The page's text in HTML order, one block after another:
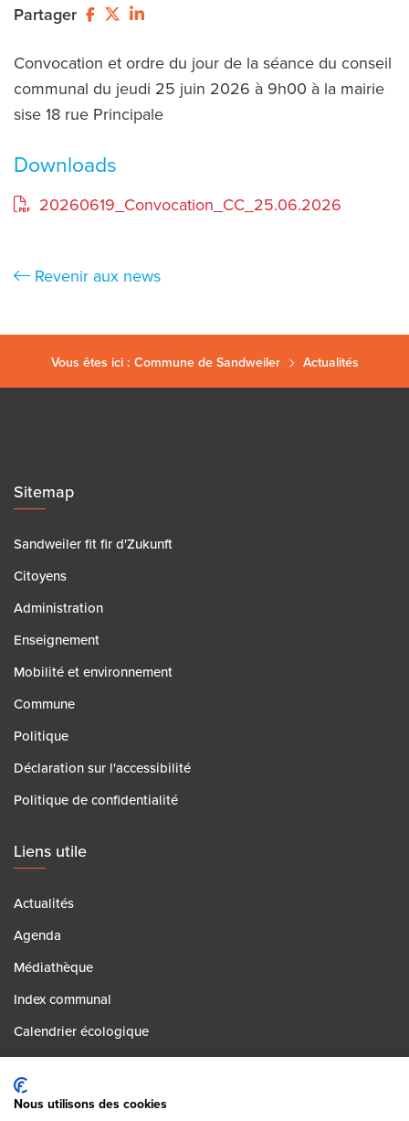
Partager
Convocation et ordre du jour de la séance du conseil
communal du jeudi 25 juin 2026 à 9h00 à la mairie
sise 18 rue Principale
Downloads
20260619_Convocation_CC_25.06.2026
Revenir aux news
Vous êtes ici : Commune de Sandweiler Actualités
Sitemap
Sandweiler fit fir d'Zukunft
Citoyens
Administration
Enseignement
Mobilité et environnement
Commune
Politique
Déclaration sur l'accessibilité
Politique de confidentialité
Liens utile
Actualités
Agenda
Médiathèque
Index communal
Calendrier écologique
Contact
Postes vacants
Nous utilisons des cookies